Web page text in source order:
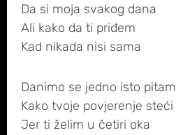
Da si moja svakog dana
Ali kako da ti priđem
Kad nikada nisi sama
Danimo se jedno isto pitam
Kako tvoje povjerenje steći
Jer ti želim u četiri oka